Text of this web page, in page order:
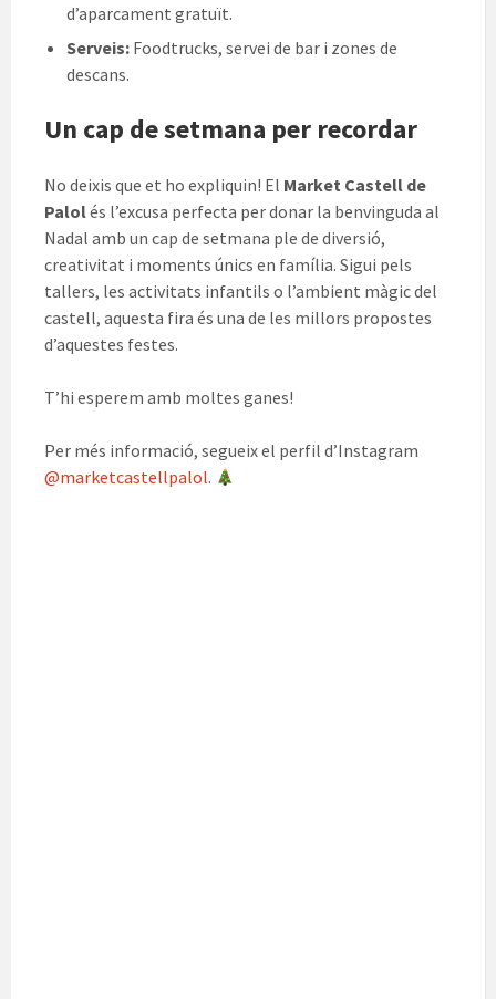
d’aparcament gratuït.
Serveis: Foodtrucks, servei de bar i zones de
descans.
Un cap de setmana per recordar
No deixis que et ho expliquin! El Market Castell de
Palolés l’excusa perfecta per donar la benvinguda al
Nadal amb un cap de setmana ple de diversió,
creativitat i moments únics en família. Sigui pels
tallers, les activitats infantils o l’ambient màgic del
castell, aquesta fira és una de les millors propostes
d’aquestes festes.
T’hi esperem amb moltes ganes!
Per més informació, segueix el perfil d’Instagram
@marketcastellpalol.